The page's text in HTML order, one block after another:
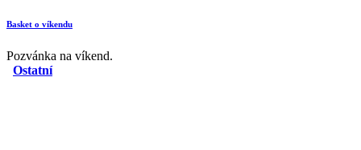
Basket o víkendu
Pozvánka na víkend.
Ostatní